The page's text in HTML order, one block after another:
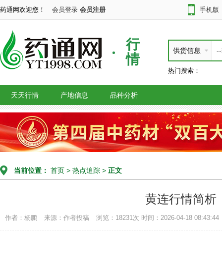
药通网欢迎您！ 会员登录 会员注册 手机版
行
情
供货信息
热门搜索：
天天行情 产地信息 品种分析
当前位置： 首页 > 热点追踪 > 正文
黄连行情简析
作者：杨鹏 来源：作者投稿 浏览：18231次 时间：2026-04-18 08:43:44